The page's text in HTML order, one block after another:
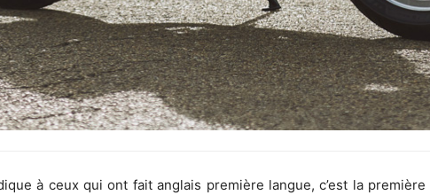
à ceux qui ont fait anglais première langue, c’est la